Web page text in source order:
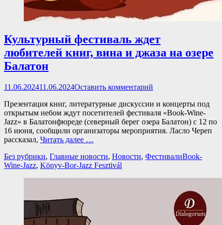
Культурный фестиваль ждет
любителей книг, вина и джаза на озере
Балатон
Опубликовано
11.06.202411.06.2024Оставить комментарий
Презентация книг, литературные дискуссии и концерты под
открытым небом ждут посетителей фестиваля «Book-Wine-
Jazz» в Балатонфюреде (северный берег озера Балатон) с 12 по
16 июня, сообщили организаторы мероприятия. Ласло Череп
рассказал, Читать далее …
Категории
Без рубрики, Главные новости, Новости, ФестивалиТеги
Book-
Wine-Jazz, Könyv-Bor-Jazz Fesztivál